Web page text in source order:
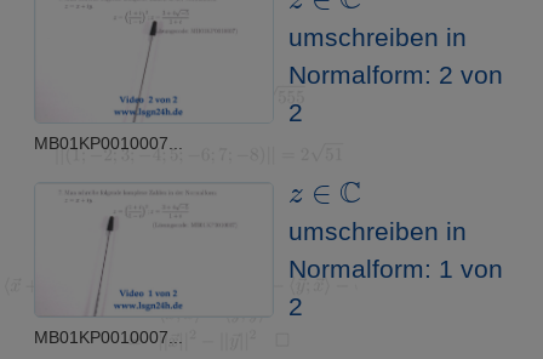
umschreiben in
Normalform: 2 von
2
MB01KP0010007...
C
umschreiben in
Normalform: 1 von
2
MB01KP0010007...